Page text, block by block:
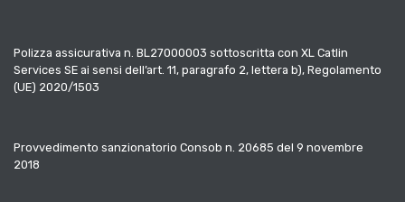
Polizza assicurativa n. BL27000003 sottoscritta con XL Catlin
Services SE ai sensi dell’art. 11, paragrafo 2, lettera b), Regolamento
(UE) 2020/1503
Provvedimento sanzionatorio Consob n. 20685 del 9 novembre
2018